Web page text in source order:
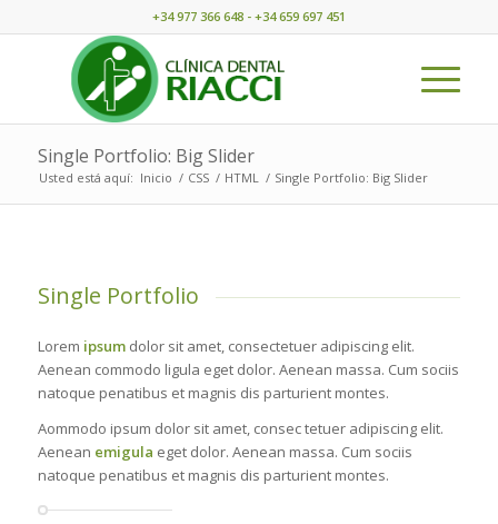
+34 977 366 648 - +34 659 697 451
Single Portfolio: Big Slider
Usted está aquí: Inicio / CSS / HTML / Single Portfolio: Big Slider
Single Portfolio
Lorem ipsumdolor sit amet, consectetuer adipiscing elit.
Aenean commodo ligula eget dolor. Aenean massa. Cum sociis
natoque penatibus et magnis dis parturient montes.
Aommodo ipsum dolor sit amet, consec tetuer adipiscing elit.
Aenean emigula eget dolor. Aenean massa. Cum sociis
natoque penatibus et magnis dis parturient montes.